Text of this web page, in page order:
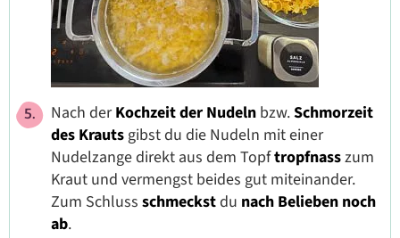
Nach derKochzeit der Nudeln bzw.Schmorzeit
des Krautsgibst du die Nudeln mit einer
Nudelzange direkt aus dem Topftropfnasszum
Kraut und vermengst beides gut miteinander.
Zum Schluss schmeckstdu nach Belieben noch
ab.